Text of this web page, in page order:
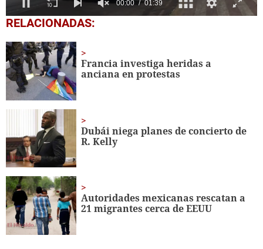
0
seconds
1
minute,
39
seconds
RELACIONADAS:
Francia investiga heridas a
anciana en protestas
Dubái niega planes de concierto de
R. Kelly
Autoridades mexicanas rescatan a
21 migrantes cerca de EEUU